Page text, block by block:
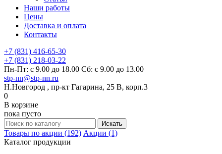
Наши работы
Цены
Доставка и оплата
Контакты
+7 (831) 416-65-30
+7 (831) 218-03-22
Пн-Пт: с 9.00 до 18.00 Сб: с 9.00 до 13.00
stp-nn@stp-nn.ru
Н.Новгород , пр-кт Гагарина, 25 В, корп.3
0
В корзине
пока пусто
Товары по акции (192) Акции (1)
Каталог продукции